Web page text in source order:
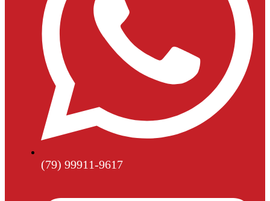
(79) 99911-9617